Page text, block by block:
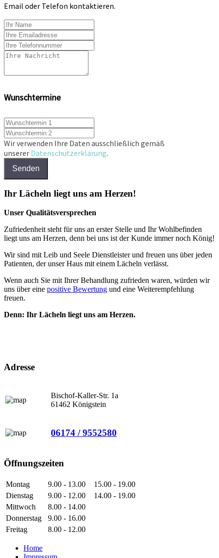
Email oder Telefon kontaktieren.
Wunschtermine
Wir verwenden Ihre Daten ausschließlich gemäß
unserer Datenschutzerklärung.
Senden
Ihr Lächeln liegt uns am Herzen!
Unser Qualitätsversprechen
Zufriedenheit steht für uns an erster Stelle und Ihr Wohlbefinden
liegt uns am Herzen, denn bei uns ist der Kunde immer noch König!
Wir sind mit Leib und Seele Dienstleister und freuen uns über jeden
Patienten, der unser Haus mit einem Lächeln verlässt.
Wenn auch Sie mit Ihrer Behandlung zufrieden waren, würden wir
uns über eine positive Bewertung und eine Weiterempfehlung
freuen.
Denn: Ihr Lächeln liegt uns am Herzen.
Adresse
Bischof-Kaller-Str. 1a
61462 Königstein
06174 / 9552580
Öffnungszeiten
Montag 9.00 - 13.00
15.00 - 19.00
Dienstag
9.00 - 12.00
14.00 - 19.00
Mittwoch
8.00 - 14.00
Donnerstag
9.00 - 16.00
Freitag
8.00 - 12.00
Home